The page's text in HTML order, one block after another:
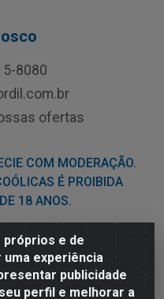
e de
experiência
publicidade
perfil e melhorar a
8080
ofertas
COM MODERAÇÃO.
É PROIBIDA
18 ANOS.
2738, Bloco F -
400 - CNPJ
41